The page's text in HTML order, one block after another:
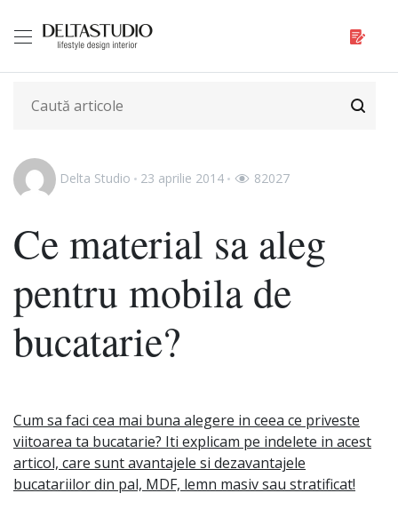
Delta Studio 23 aprilie 2014 82027
Ce material sa aleg
pentru mobila de
bucatarie?
Cum sa faci cea mai buna alegere in ceea ce priveste
viitoarea ta bucatarie? Iti explicam pe indelete in acest
articol, care sunt avantajele si dezavantajele
bucatariilor din pal, MDF, lemn masiv sau stratificat!